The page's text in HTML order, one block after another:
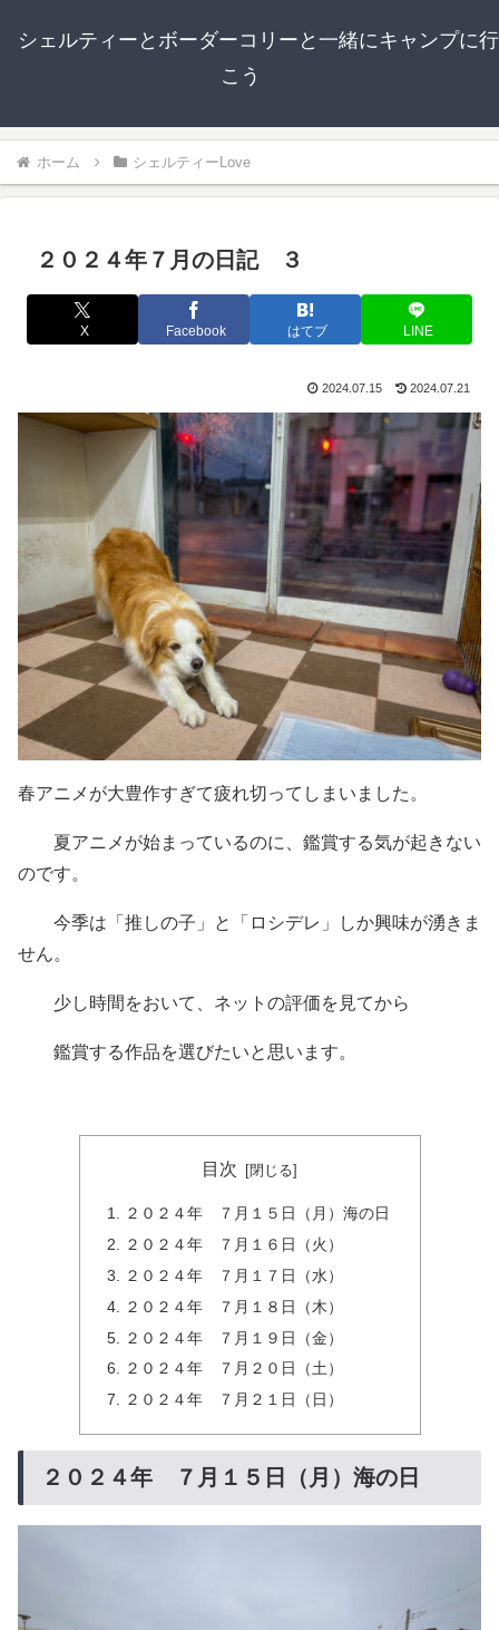
シェルティーとボーダーコリーと一緒にキャンプに行
こう
ホーム シェルティーLove
２０２４年７月の日記 ３
X Facebook はてブ LINE
2024.07.15 2024.07.21
春アニメが大豊作すぎて疲れ切ってしまいました。
夏アニメが始まっているのに、鑑賞する気が起きない
のです。
今季は「推しの子」と「ロシデレ」しか興味が湧きま
せん。
少し時間をおいて、ネットの評価を見てから
鑑賞する作品を選びたいと思います。
目次
２０２４年 ７月１５日（月）海の日
２０２４年 ７月１６日（火）
２０２４年 ７月１７日（水）
２０２４年 ７月１８日（木）
２０２４年 ７月１９日（金）
２０２４年 ７月２０日（土）
２０２４年 ７月２１日（日）
２０２４年 ７月１５日（月）海の日